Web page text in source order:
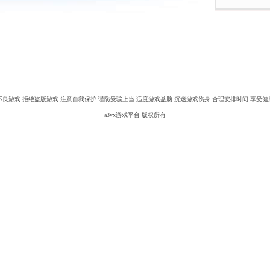
良游戏 拒绝盗版游戏 注意自我保护 谨防受骗上当 适度游戏益脑 沉迷游戏伤身 合理安排时间 享受健
a3yx游戏平台 版权所有